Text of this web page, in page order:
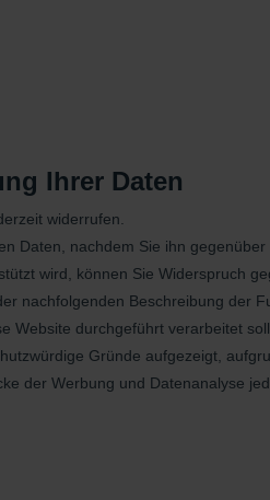
Ihrer Daten
widerrufen.
Daten, nachdem Sie ihn
wird, können Sie Widerspruch
nachfolgenden Beschreibung der
durchgeführt verarbeitet
Gründe aufgezeigt,
der Werbung und Datenanalyse